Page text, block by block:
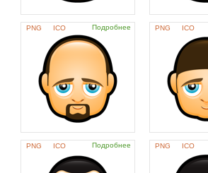
PNG ICO Подробнее PNG ICO
PNG ICO Подробнее PNG ICO